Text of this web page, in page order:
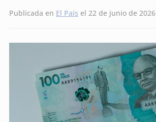
Publicada en El País el 22 de junio de 2026